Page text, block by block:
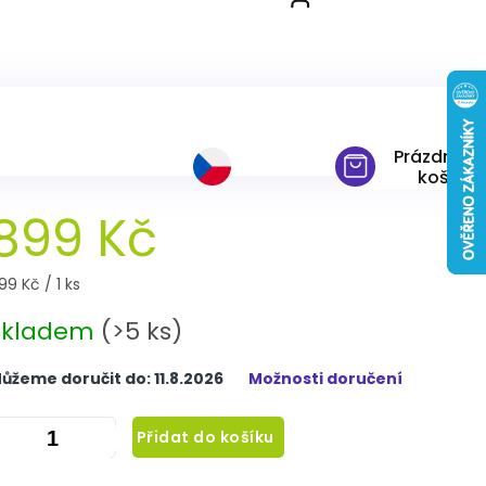
Prázdný
košík
Kč
Kč / 1 ks
(>5 ks)
doručit do:11.8.2026 Možnosti doručení
Přidat do košíku